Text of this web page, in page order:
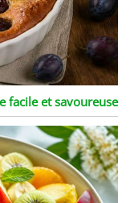
facile et savoureuse